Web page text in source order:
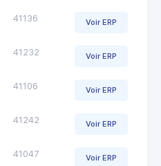
41136 Voir ERP
41232 Voir ERP
41106 Voir ERP
41242 Voir ERP
41047 Voir ERP